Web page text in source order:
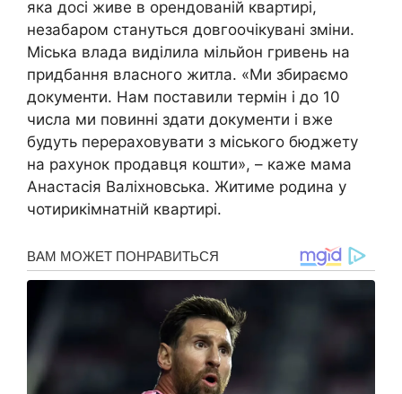
яка досі живе в орендованій квартирі,
незабаром стануться довгоочікувані зміни.
Міська влада виділила мільйон гривень на
придбання власного житла. «Ми збираємо
документи. Нам поставили термін і до 10
числа ми повинні здати документи і вже
будуть перераховувати з міського бюджету
на рахунок продавця кошти», – каже мама
Анастасія Валіхновська. Житиме родина у
чотирикімнатній квартирі.